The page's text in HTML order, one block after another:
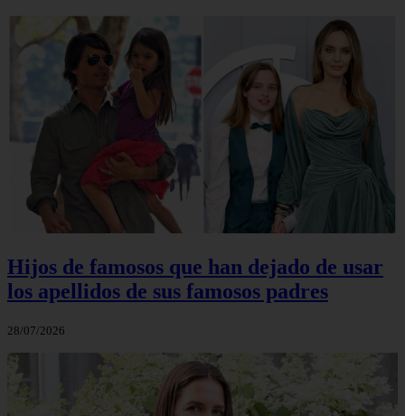
Hijos de famosos que han dejado de usar
los apellidos de sus famosos padres
28/07/2026